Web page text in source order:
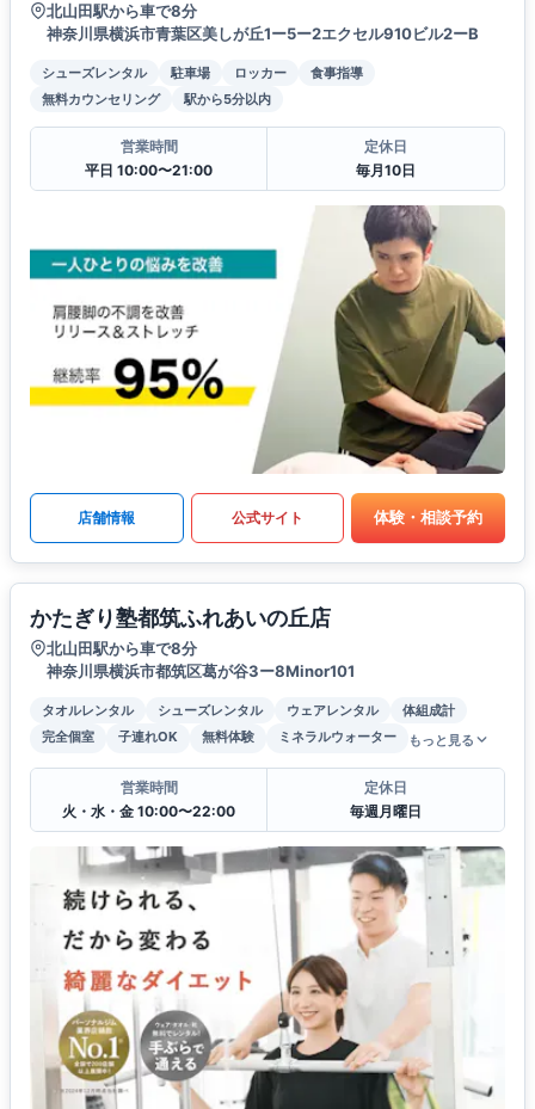
北山田駅から車で8分
神奈川県横浜市青葉区美しが丘1ー5ー2エクセル910ビル2ーB
シューズレンタル 駐車場 ロッカー
食事指導
無料カウンセリング
駅から5分以内
営業時間
平日 10:00〜21:00
定休日
毎月10日
店舗情報 公式サイト 体験・相談予約
かたぎり塾都筑ふれあいの丘店
北山田駅から車で8分
神奈川県横浜市都筑区葛が谷3ー8Minor101
タオルレンタル シューズレンタル ウェアレンタル
体組成計
完全個室
子連れOK 無料体験 ミネラルウォーター もっと見る
営業時間
火・水・金 10:00〜22:00
定休日
毎週月曜日